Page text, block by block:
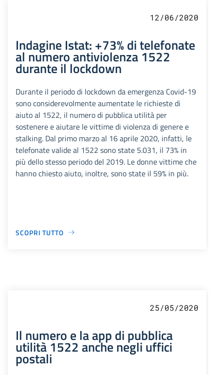
12/06/2020
Indagine Istat: +73% di telefonate
al numero antiviolenza 1522
durante il lockdown
Durante il periodo di lockdown da emergenza Covid-19
sono considerevolmente aumentate le richieste di
aiuto al 1522, il numero di pubblica utilità per
sostenere e aiutare le vittime di violenza di genere e
stalking. Dal primo marzo al 16 aprile 2020, infatti, le
telefonate valide al 1522 sono state 5.031, il 73% in
più dello stesso periodo del 2019. Le donne vittime che
hanno chiesto aiuto, inoltre, sono state il 59% in più.
SCOPRI TUTTO
25/05/2020
Il numero e la app di pubblica
utilità 1522 anche negli uffici
postali